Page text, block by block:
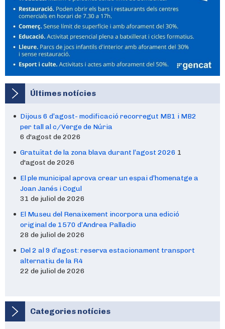
Últimes notícies
Dijous 6 d’agost- modificació recorregut MB1 i MB2
per tall al c/Verge de Núria
6 d'agost de 2026
Gratuïtat de la zona blava durant l’agost 2026 1
d'agost de 2026
El ple municipal aprova crear un espai d’homenatge a
Joan Janés i Cogul
31 de juliol de 2026
El Museu del Renaixement incorpora una edició
original de 1570 d’Andrea Palladio
28 de juliol de 2026
Del 2 al 9 d’agost: reserva estacionament transport
alternatiu de la R4
22 de juliol de 2026
Categories notícies